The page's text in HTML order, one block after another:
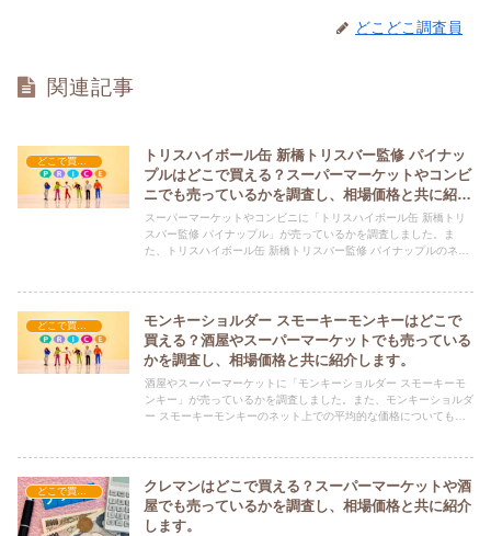
どこどこ調査員
関連記事
トリスハイボール缶 新橋トリスバー監修 パイナッ
プルはどこで買える？スーパーマーケットやコンビ
ニでも売っているかを調査し、相場価格と共に紹介
します。
スーパーマーケットやコンビニに「トリスハイボール缶 新橋トリ
スバー監修 パイナップル」が売っているかを調査しました。ま
た、トリスハイボール缶 新橋トリスバー監修 パイナップルのネッ
どこで買える？-飲料・酒・ジュース
モンキーショルダー スモーキーモンキーはどこで
買える？酒屋やスーパーマーケットでも売っている
かを調査し、相場価格と共に紹介します。
酒屋やスーパーマーケットに「モンキーショルダー スモーキーモ
ンキー」が売っているかを調査しました。また、モンキーショルダ
ー スモーキーモンキーのネット上での平均的な価格についても紹
どこで買える？-飲料・酒・ジュース
クレマンはどこで買える？スーパーマーケットや酒
屋でも売っているかを調査し、相場価格と共に紹介
します。